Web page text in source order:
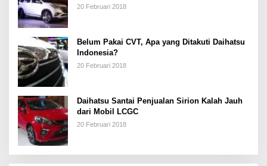
20 Februari 2018
Belum Pakai CVT, Apa yang Ditakuti Daihatsu
Indonesia?
20 Februari 2018
Daihatsu Santai Penjualan Sirion Kalah Jauh
dari Mobil LCGC
20 Februari 2018